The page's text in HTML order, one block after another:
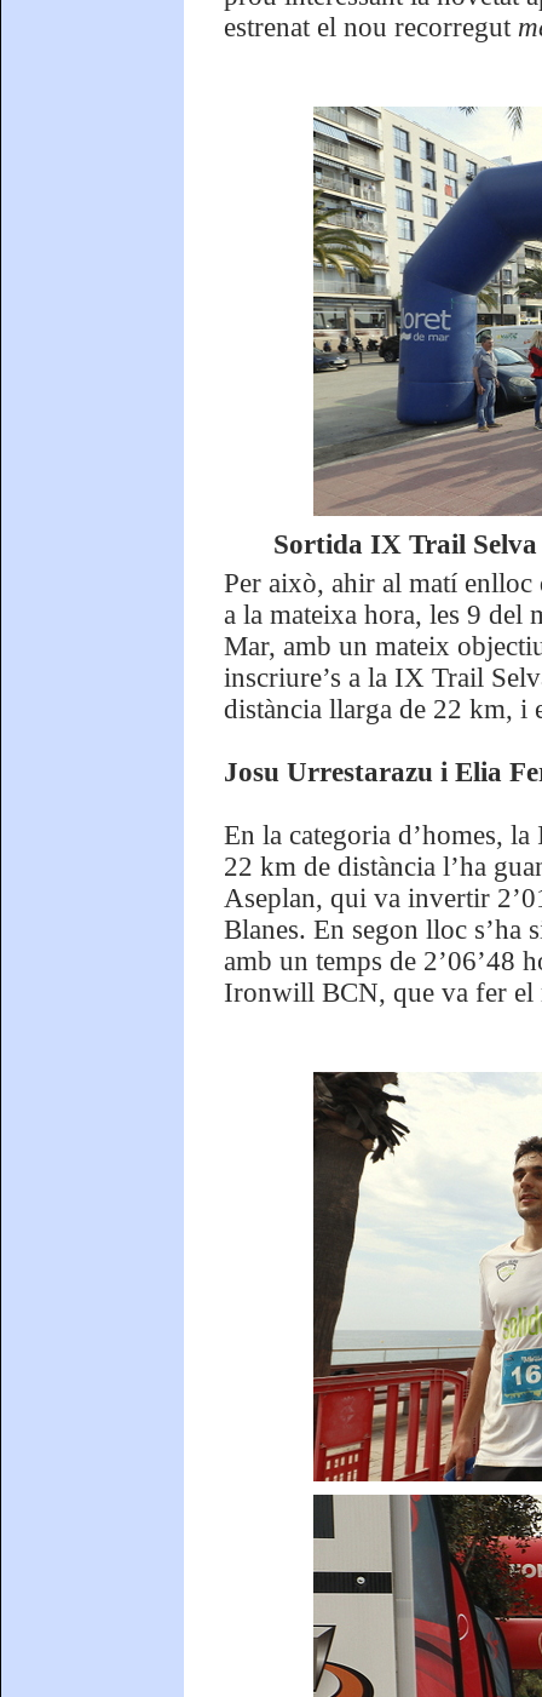
estrenat el nou recorregut
Sortida IX Trail
Per això, ahir al matí enlloc
a la mateixa hora, les 9 del
Mar, amb un mateix
inscriure’s a la IX Trail
distància llarga de 22 km, i
Josu Urrestarazu i Elia
En la categoria d’homes,
22 km de distància l’ha
Aseplan, qui va invertir
Blanes. En segon lloc s’ha
amb un temps de 2’06’48
Ironwill BCN, que va fer el